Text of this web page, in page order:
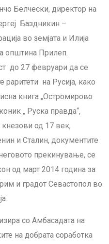
Белчески, директор на
Баздникин –
во земјата и Илија
општина Прилеп.
до 27 февруари да се
раритети на Русија, како
книга „Остромирово
„ Руска правда“,
од 17 век,
и Сталин, документите
прекинување, се
од март 2014 година за
и градот Севастопол во
со Амбасадата на
на добрата соработка